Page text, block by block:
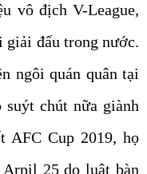
vô địch V-League,
giải đấu trong nước.
ngôi quán quân tại
chút nữa giành
AFC Cup 2019, họ
25 do luật bàn